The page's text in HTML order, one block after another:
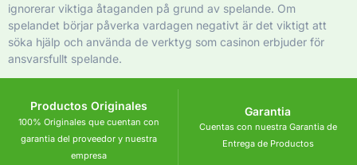
ignorerar viktiga åtaganden på grund av spelande. Om
spelandet börjar påverka vardagen negativt är det viktigt att
söka hjälp och använda de verktyg som casinon erbjuder för
ansvarsfullt spelande.
Productos Originales
100% Originales que cuentan con
garantia del proveedor y nuestra
empresa
Garantia
Cuentas con nuestra Garantia de
Entrega de Productos